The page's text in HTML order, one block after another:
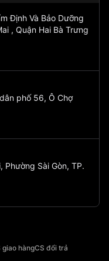
Định Và Bảo Dưỡng
, Quận Hai Bà Trưng
phố 56, Ô Chợ
Phường Sài Gòn, TP.
giao hàngCS đổi trả